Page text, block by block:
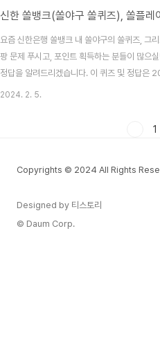
요즘 신한은행 쏠뱅크 내 쏠야구의 쏠퀴즈, 그
팡 문제 푸시고, 포인트 획득하는 분들이 많으
정답을 알려드리겠습니다. 이 퀴즈 및 정답은
전쟁 시청률 맞추기 이벤트 알아보기 목차 신
23P를 지급한다?!..
2024. 2. 5.
1
Copyrights © 2024 All Rights
Designed by 티스토리
© Daum Corp.